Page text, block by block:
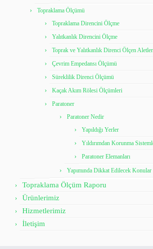
Topraklama Ölçümü
Topraklama Direncini Ölçme
Yalıtkanlık Direncini Ölçme
Toprak ve Yalıtkanlık Direnci Ölçen Aletler
Çevrim Empedansı Ölçümü
Süreklilik Direnci Ölçümü
Kaçak Akım Rölesi Ölçümleri
Paratoner
Paratoner Nedir
Yapıldığı Yerler
Yıldırımdan Korunma
Paratoner Elemanları
Yapımında Dikkat Edilecek Konular
Topraklama Ölçüm Raporu
Ürünlerimiz
Hizmetlerimiz
İletişim